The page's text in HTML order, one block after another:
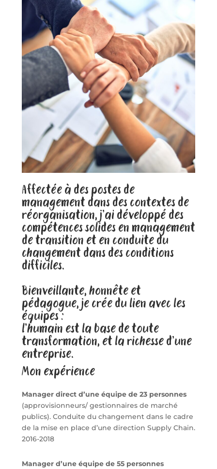
Affectée à des postes de
management dans des contextes de
réorganisation, j’ai développé des
compétences solides en management
de transition et en conduite du
changement dans des conditions
difficiles.
Bienveillante, honnête et
pédagogue, je crée du lien avec les
équipes :
l’humain est la base de toute
transformation, et la richesse d’une
entreprise.
Mon expérience
Manager direct d’une équipe de 23 personnes
(approvisionneurs/ gestionnaires de marché
publics). Conduite du changement dans le cadre
de la mise en place d’une direction Supply Chain.
2016-2018
Manager d’une équipe de 55 personnes